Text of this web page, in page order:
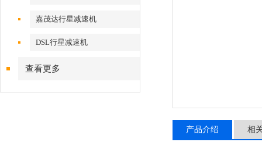
嘉茂达行星减速机
DSL行星减速机
查看更多
产品介绍 相